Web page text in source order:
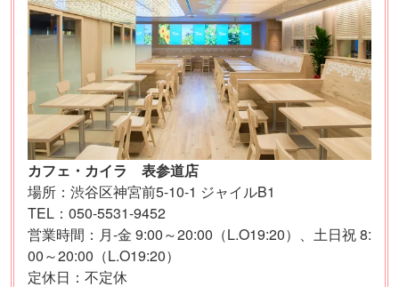
カフェ・カイラ 表参道店
場所：渋谷区神宮前5-10-1 ジャイルB1
TEL：050-5531-9452
営業時間：月-金 9:00～20:00（L.O19:20）、土日祝 8:
00～20:00（L.O19:20）
定休日：不定休